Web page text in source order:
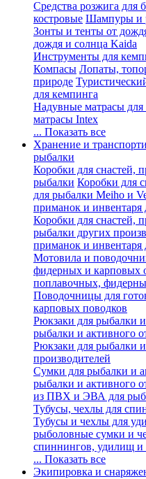
Средства розжига для
костровые Шампуры и
Зонты и тенты от
дождя и солнца Kaida
Инструменты для
Компасы Лопаты,
природе
для кемпинга
Надувные матрасы
матрасы Intex
... Показать все
Хранение и
рыбалки
Коробки для снастей,
рыбалки Коробки для
для рыбалки Meiho и
приманок и инвентаря
Коробки для снастей,
рыбалки других
приманок и
Мотовила и
фидерных и карповых
поплавочных,
Поводочницы для
карповых поводков
Рюкзаки для рыбалки
рыбалки и активного
Рюкзаки для рыбалки
производителей
Сумки для рыбалки и
рыбалки и активного
из ПВХ и ЭВА для
Тубусы, чехлы для
Тубусы и чехлы для
рыболовные сумки и
спиннингов, удилищ и
... Показать все
Экипировка и